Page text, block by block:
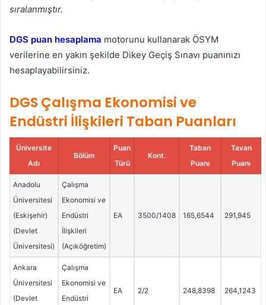
sıralanmıştır.
DGS puan hesaplama motorunu kullanarak ÖSYM
verilerine en yakın şekilde Dikey Geçiş Sınavı puanınızı
hesaplayabilirsiniz.
DGS Çalışma Ekonomisi ve
Endüstri İlişkileri Taban Puanları
Üniversite
Adı
Bölüm
Puan
Türü
Kont.
Taban
Puanı
Tavan
Puanı
Anadolu
Üniversitesi
(Eskişehir)
(Devlet
Üniversitesi)
Çalışma
Ekonomisi ve
Endüstri
İlişkileri
(Açıköğretim)
EA 3500/1408 165,6544 291,945
Ankara
Üniversitesi
(Devlet
Çalışma
Ekonomisi ve
Endüstri
EA 2/2 248,8398 264,1243